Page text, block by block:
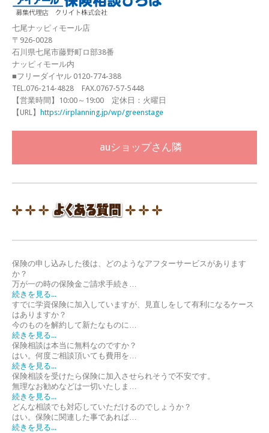
七尾ナッピィモール店
〒926-0028
石川県七尾市藤野町ロ部38番
ナッピィモール内
■フリーダイヤル 0120-774-388
TEL.076-214-4828 FAX.0767-57-5448
【営業時間】10:00～19:00 定休日：火曜日
【URL】
https://irplanning.jp/wp/greenstage
auショップさん隣
保険の申し込みした後は、どのようなアフターサービスがあります
か？
万が一の時の保険金ご請求手続き…
続きを見る...
すでに学資保険に加入していますが、見直しをして有利になるケース
はありますか？
今のものを解約して新たなものに…
続きを見る...
保険相談は本当に無料なのですか？
はい。何度ご相談頂いても費用を…
続きを見る...
保険相談を受けたら保険に加入させられそうで不安です。
無理なお勧めなどは一切いたしま…
続きを見る...
どんな相談でも対応していただけるのでしょうか？
はい。保険に関連した事であれば…
続きを見る...